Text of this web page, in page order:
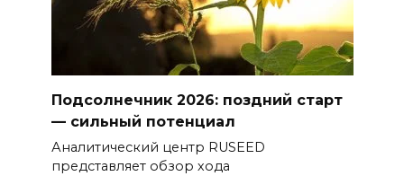
Подсолнечник 2026: поздний старт
— сильный потенциал
Аналитический центр RUSEED
представляет обзор хода